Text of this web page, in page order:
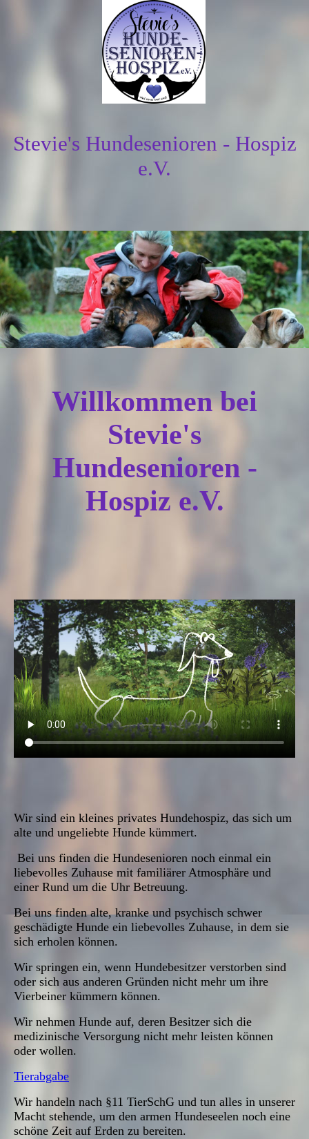
Stevie's Hundesenioren - Hospiz
e.V.
Willkommen bei
Stevie's
Hundesenioren -
Hospiz e.V.
Wir sind ein kleines privates Hundehospiz, das sich um
alte und ungeliebte Hunde kümmert.
Bei uns finden die Hundesenioren noch einmal ein
liebevolles Zuhause mit familiärer Atmosphäre und
einer Rund um die Uhr Betreuung.
Bei uns finden alte, kranke und psychisch schwer
geschädigte Hunde ein liebevolles Zuhause, in dem sie
sich erholen können.
Wir springen ein, wenn Hundebesitzer verstorben sind
oder sich aus anderen Gründen nicht mehr um ihre
Vierbeiner kümmern können.
Wir nehmen Hunde auf, deren Besitzer sich die
medizinische Versorgung nicht mehr leisten können
oder wollen.
Tierabgabe
Wir handeln nach §11 TierSchG und tun alles in unserer
Macht stehende, um den armen Hundeseelen noch eine
schöne Zeit auf Erden zu bereiten.